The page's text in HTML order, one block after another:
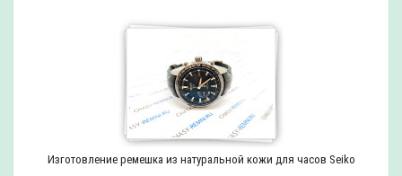
Изготовление ремешка из натуральной кожи для часов Seiko